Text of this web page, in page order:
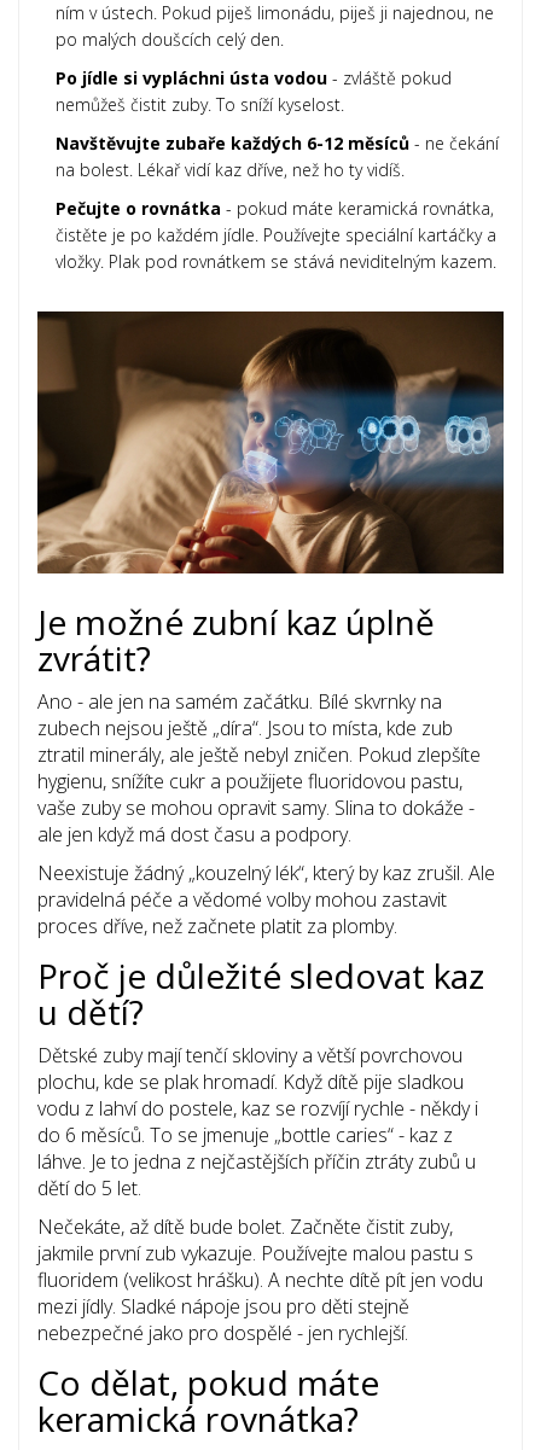
ním v ústech. Pokud piješ limonádu, piješ ji najednou, ne
po malých doušcích celý den.
Po jídle si vypláchni ústa vodou - zvláště pokud
nemůžeš čistit zuby. To sníží kyselost.
Navštěvujte zubaře každých 6-12 měsíců - ne čekání
na bolest. Lékař vidí kaz dříve, než ho ty vidíš.
Pečujte o rovnátka - pokud máte keramická rovnátka,
čistěte je po každém jídle. Používejte speciální kartáčky a
vložky. Plak pod rovnátkem se stává neviditelným kazem.
Je možné zubní kaz úplně
zvrátit?
Ano - ale jen na samém začátku. Bílé skvrnky na
zubech nejsou ještě „díra“. Jsou to místa, kde zub
ztratil minerály, ale ještě nebyl zničen. Pokud zlepšíte
hygienu, snížíte cukr a použijete fluoridovou pastu,
vaše zuby se mohou opravit samy. Slina to dokáže -
ale jen když má dost času a podpory.
Neexistuje žádný „kouzelný lék“, který by kaz zrušil. Ale
pravidelná péče a vědomé volby mohou zastavit
proces dříve, než začnete platit za plomby.
Proč je důležité sledovat kaz
u dětí?
Dětské zuby mají tenčí skloviny a větší povrchovou
plochu, kde se plak hromadí. Když dítě pije sladkou
vodu z lahví do postele, kaz se rozvíjí rychle - někdy i
do 6 měsíců. To se jmenuje „bottle caries“ - kaz z
láhve. Je to jedna z nejčastějších příčin ztráty zubů u
dětí do 5 let.
Nečekáte, až dítě bude bolet. Začněte čistit zuby,
jakmile první zub vykazuje. Používejte malou pastu s
fluoridem (velikost hrášku). A nechte dítě pít jen vodu
mezi jídly. Sladké nápoje jsou pro děti stejně
nebezpečné jako pro dospělé - jen rychlejší.
Co dělat, pokud máte
keramická rovnátka?